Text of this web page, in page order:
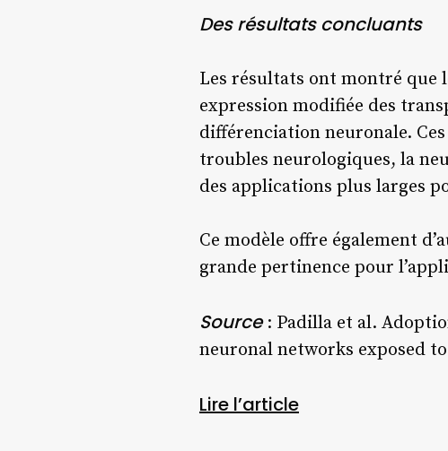
Des résultats concluants
Les résultats ont montré que
expression modifiée des
différenciation neuronale.
troubles neurologiques, la
des applications plus larges
Ce modèle offre également
grande pertinence pour
Source : Padilla et al.
neuronal networks exposed
Lire l’article